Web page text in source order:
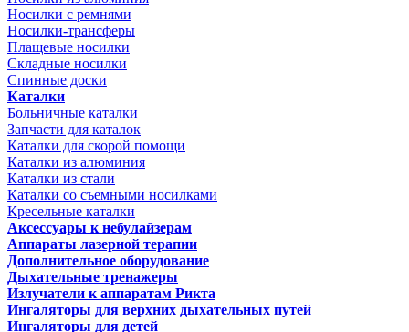
Носилки с ремнями
Носилки-трансферы
Плащевые носилки
Складные носилки
Спинные доски
Каталки
Больничные каталки
Запчасти для каталок
Каталки для скорой помощи
Каталки из алюминия
Каталки из стали
Каталки со съемными носилками
Кресельные каталки
Аксессуары к небулайзерам
Аппараты лазерной терапии
Дополнительное оборудование
Дыхательные тренажеры
Излучатели к аппаратам Рикта
Ингаляторы для верхних дыхательных путей
Ингаляторы для детей